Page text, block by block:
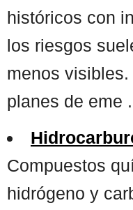
históricos con
los riesgos
menos
planes de eme
Compuestos
hidrógeno y